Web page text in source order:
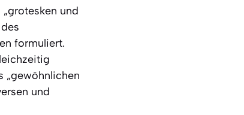
und
formuliert.
„gewöhnlichen
und